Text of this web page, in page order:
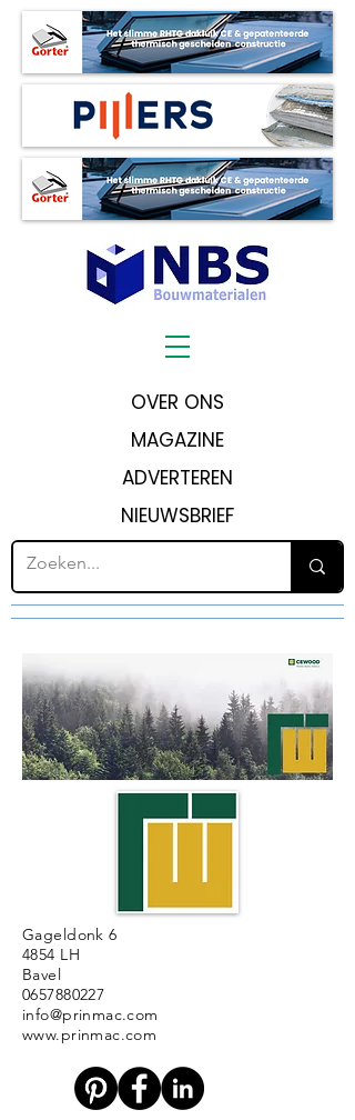
OVER ONS
MAGAZINE
ADVERTEREN
NIEUWSBRIEF
Gageldonk 6
4854 LH
Bavel
0657880227
info@prinmac.com
www.prinmac.com